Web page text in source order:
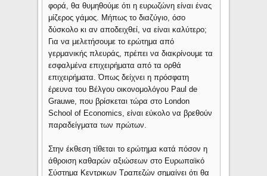
φορά, θα θυμηθούμε ότι η ευρωζώνη είναι ένας
μίζερος γάμος. Μήπως το διαζύγιο, όσο
δύσκολο κι αν αποδειχθεί, να είναι καλύτερο;
Για να μελετήσουμε το ερώτημα από
γερμανικής πλευράς, πρέπει να διακρίνουμε τα
εσφαλμένα επιχειρήματα από τα ορθά
επιχειρήματα. Όπως δείχνει η πρόσφατη
έρευνα του Βέλγου οικονομολόγου Paul de
Grauwe, που βρίσκεται τώρα στο London
School of Economics, είναι εύκολο να βρεθούν
παραδείγματα των πρώτων.
Στην έκθεση τίθεται το ερώτημα κατά πόσον η
άθροιση καθαρών αξιώσεων στο Ευρωπαϊκό
Σύστημα Κεντρικων Τραπεζών σημαίνει ότι θα